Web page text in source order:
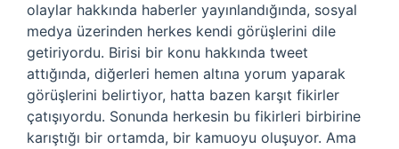
olaylar hakkında haberler yayınlandığında, sosyal
medya üzerinden herkes kendi görüşlerini dile
getiriyordu. Birisi bir konu hakkında tweet
attığında, diğerleri hemen altına yorum yaparak
görüşlerini belirtiyor, hatta bazen karşıt fikirler
çatışıyordu. Sonunda herkesin bu fikirleri birbirine
karıştığı bir ortamda, bir kamuoyu oluşuyor. Ama